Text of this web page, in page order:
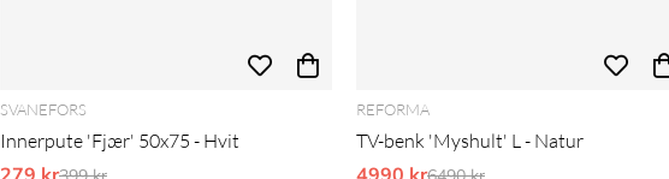
SVANEFORS
Innerpute 'Fjær' 50x75 - Hvit
279 krOrdinarie pris:
REFORMA
TV-benk 'Myshult' L - Natur
4990 krOrdinarie pris: